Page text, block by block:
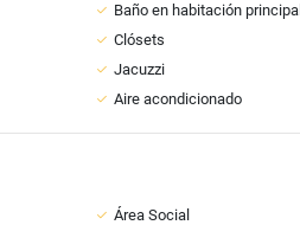
Baño en habitación principal
Clósets
Jacuzzi
Aire acondicionado
Área Social